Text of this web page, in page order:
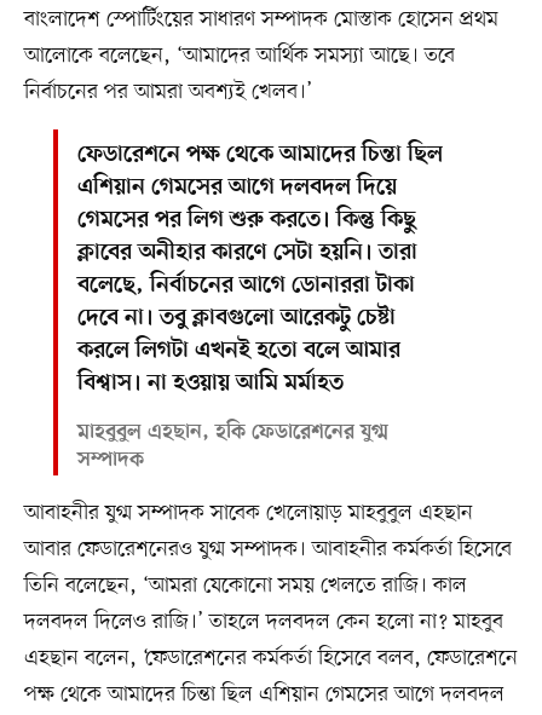
বাংলাদেশ স্পোর্টিংয়ের সাধারণ সম্পাদক মোস্তাক হোসেন প্রথম
আলোকে বলেছেন, ‘আমাদের আর্থিক সমস্যা আছে। তবে
নির্বাচনের পর আমরা অবশ্যই খেলব।’
ফেডারেশনে পক্ষ থেকে আমাদের চিন্তা ছিল
এশিয়ান গেমসের আগে দলবদল দিয়ে
গেমসের পর লিগ শুরু করতে। কিন্তু কিছু
ক্লাবের অনীহার কারণে সেটা হয়নি। তারা
বলেছে, নির্বাচনের আগে ডোনাররা টাকা
দেবে না। তবু ক্লাবগুলো আরেকটু চেষ্টা
করলে লিগটা এখনই হতো বলে আমার
বিশ্বাস। না হওয়ায় আমি মর্মাহত
মাহবুবুল এহছান, হকি ফেডারেশনের যুগ্ম
সম্পাদক
আবাহনীর যুগ্ম সম্পাদক সাবেক খেলোয়াড় মাহবুবুল এহছান
আবার ফেডারেশনেরও যুগ্ম সম্পাদক। আবাহনীর কর্মকর্তা হিসেবে
তিনি বলেছেন, ‘আমরা যেকোনো সময় খেলতে রাজি। কাল
দলবদল দিলেও রাজি।’ তাহলে দলবদল কেন হলো না? মাহবুব
এহছান বলেন, ‘ফেডারেশনের কর্মকর্তা হিসেবে বলব, ফেডারেশনে
পক্ষ থেকে আমাদের চিন্তা ছিল এশিয়ান গেমসের আগে দলবদল